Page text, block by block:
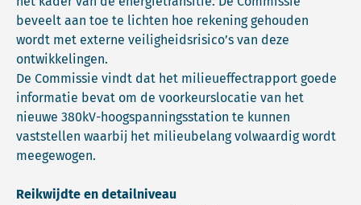
beveelt aan toe te lichten hoe rekening gehouden
wordt met externe veiligheidsrisico’s van deze
ontwikkelingen.
De Commissie vindt dat het milieueffectrapport goede
informatie bevat om de voorkeurslocatie van het
nieuwe 380kV-hoogspanningsstation te kunnen
vaststellen waarbij het milieubelang volwaardig wordt
meegewogen.
Reikwijdte en detailniveau